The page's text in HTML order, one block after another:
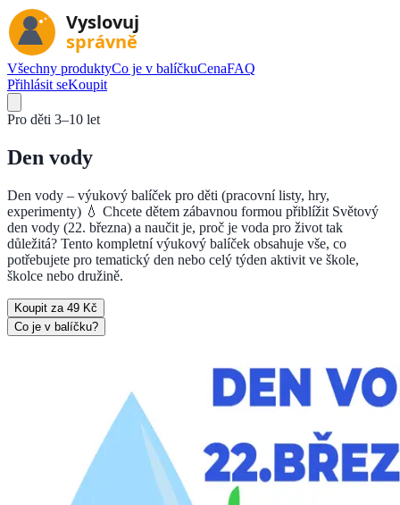
Všechny produktyCo je v balíčkuCenaFAQ
Přihlásit seKoupit
Pro děti 3–10 let
Den vody
Den vody – výukový balíček pro děti (pracovní listy, hry,
experimenty) 💧 Chcete dětem zábavnou formou přiblížit Světový
den vody (22. března) a naučit je, proč je voda pro život tak
důležitá? Tento kompletní výukový balíček obsahuje vše, co
potřebujete pro tematický den nebo celý týden aktivit ve škole,
školce nebo družině.
Koupit za 49 Kč
Co je v balíčku?